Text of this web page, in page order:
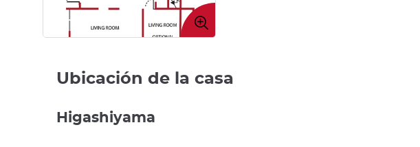
Expandir
imagen
Ubicación de la casa
Higashiyama